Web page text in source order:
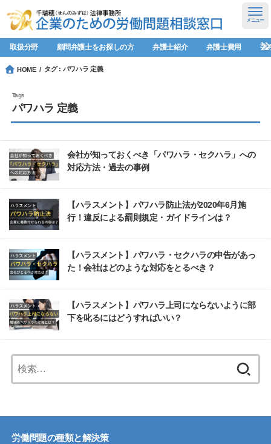
取扱分野 顧問弁護士をお探しの方 弁護士紹介 弁護士費用 強
メニュー
HOME タグ : パワハラ 定義
パワハラ 定義
会社が知っておくべき「パワハラ・セクハラ」への
対応方法・過去の事例
【ハラスメント】パワハラ防止法が2020年6月施
行！違反による罰則規定・ガイドラインは？
【ハラスメント】パワハラ・セクハラの申告があっ
た！会社はどのような対応をとるべき？
【ハラスメント】パワハラ上司にならないように部
下を叱るにはどうすればいい？
労働問題の種類と解決策